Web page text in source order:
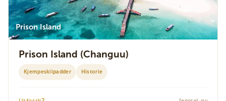
Prison Island
Prison Island (Changuu)
Kjempeskilpadder Historie